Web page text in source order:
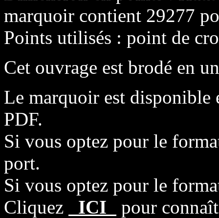
marquoir contient 29277
Points utilisés : point de
Cet ouvrage est brodé en
Le marquoir est disponible
PDF.
Si vous optez pour le
port.
Si vous optez pour le
Cliquez
ICI
pour